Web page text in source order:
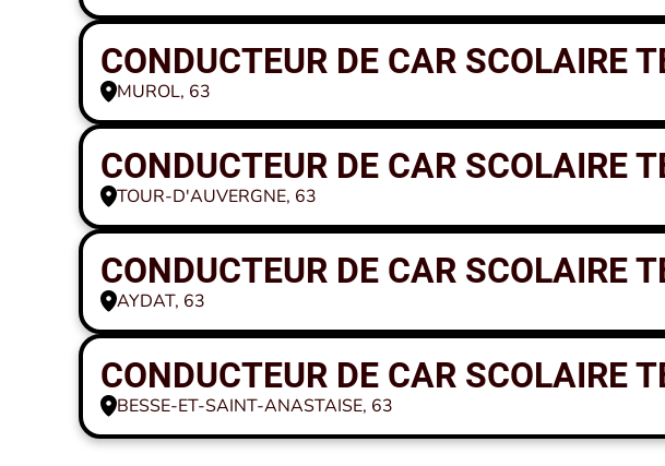
CONDUCTEUR DE CAR SCOLAIRE
MUROL, 63
CONDUCTEUR DE CAR SCOLAIRE
TOUR-D'AUVERGNE, 63
CONDUCTEUR DE CAR SCOLAIRE
AYDAT, 63
CONDUCTEUR DE CAR SCOLAIRE
BESSE-ET-SAINT-ANASTAISE, 63